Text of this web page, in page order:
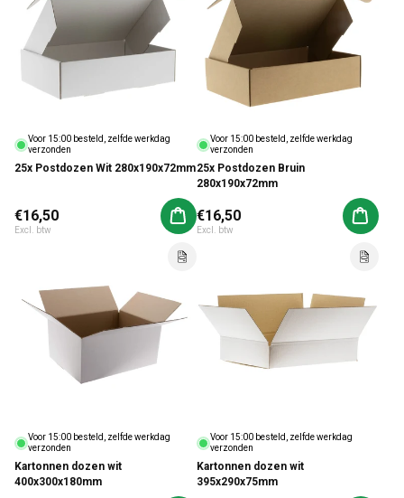
Voor 15:00 besteld, zelfde werkdag
verzonden
25x Postdozen Wit 280x190x72mm
Normale prijs
€16,50
Excl. btw
Aan winkelwagen toevoegen
Voor 15:00 besteld, zelfde werkdag
verzonden
25x Postdozen Bruin
280x190x72mm
Normale prijs
€16,50
Excl. btw
Aan
Voor 15:00 besteld, zelfde werkdag
verzonden
Kartonnen dozen wit
400x300x180mm
Voor 15:00 besteld, zelfde werkdag
verzonden
Kartonnen dozen wit
395x290x75mm